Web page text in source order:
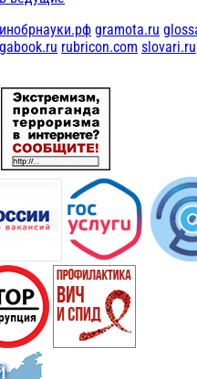
gramota.ru
rubricon.com slovari.ru